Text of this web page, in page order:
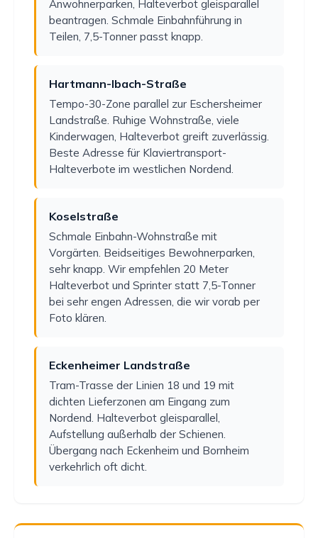
Anwohnerparken, Halteverbot gleisparallel
beantragen. Schmale Einbahnführung in
Teilen, 7,5-Tonner passt knapp.
Hartmann-Ibach-Straße
Tempo-30-Zone parallel zur Eschersheimer
Landstraße. Ruhige Wohnstraße, viele
Kinderwagen, Halteverbot greift zuverlässig.
Beste Adresse für Klaviertransport-
Halteverbote im westlichen Nordend.
Koselstraße
Schmale Einbahn-Wohnstraße mit
Vorgärten. Beidseitiges Bewohnerparken,
sehr knapp. Wir empfehlen 20 Meter
Halteverbot und Sprinter statt 7,5-Tonner
bei sehr engen Adressen, die wir vorab per
Foto klären.
Eckenheimer Landstraße
Tram-Trasse der Linien 18 und 19 mit
dichten Lieferzonen am Eingang zum
Nordend. Halteverbot gleisparallel,
Aufstellung außerhalb der Schienen.
Übergang nach Eckenheim und Bornheim
verkehrlich oft dicht.